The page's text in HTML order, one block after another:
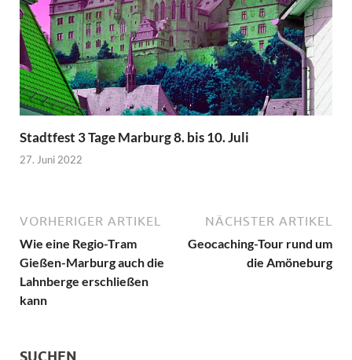
Stadtfest 3 Tage Marburg 8. bis 10. Juli
27. Juni 2022
VORHERIGER ARTIKEL
Wie eine Regio-Tram
Gießen-Marburg auch die
Lahnberge erschließen
kann
NÄCHSTER ARTIKEL
Geocaching-Tour rund um
die Amöneburg
SUCHEN